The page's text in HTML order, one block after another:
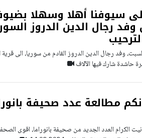
سيوفنا أهلا وسهلا
رجال الدين الدروز
وفد رجال الدين الدروز القادم من سوريا، الى
حاشدة شارك فيها الآلاف
مطالعة عدد صحيفة
الكرام العدد الجديد من صحيفة بانوراما، اقوى